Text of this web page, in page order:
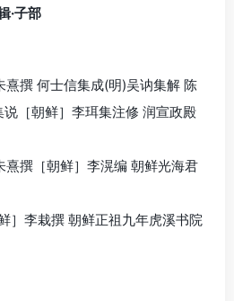
·子部
熹撰 何士信集成(明)吴讷集解 陈
［朝鲜］李珥集注修 润宣政殿
熹撰［朝鲜］李滉编 朝鲜光海君
］李栽撰 朝鲜正祖九年虎溪书院